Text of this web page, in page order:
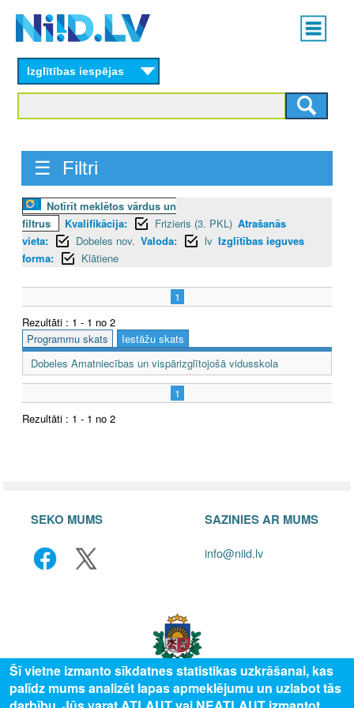
content
Main
menu
Izglītības iespējas
☰ Filtri
Notīrīt meklētos vārdus un
filtrus
Kvalifikācija: Frizieris (3. PKL) Atrašanās
vieta:
Dobeles nov. Valoda: lv Izglītības ieguves
forma:
Klātiene
1
Rezultāti : 1 - 1 no 2
Programmu skats
Iestāžu skats
Dobeles Amatniecības un vispārizglītojošā vidusskola
1
Rezultāti : 1 - 1 no 2
SEKO MUMS SAZINIES AR MUMS
info@niid.lv
Šī vietne izmanto sīkdatnes statistikas uzkrāšanai, kas
palīdz mums analizēt lapas apmeklējumu un uzlabot tās